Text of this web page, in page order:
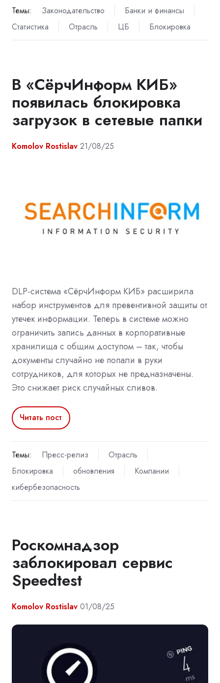
Темы: Законодательство
Банки и финансы
Статистика
Отрасль ЦБ Блокировка
В «СёрчИнформ КИБ»
появилась блокировка
загрузок в сетевые папки
Komolov Rostislav 21/08/25
DLP-система «СёрчИнформ КИБ» расширила
набор инструментов для превентивной защиты от
утечек информации. Теперь в системе можно
ограничить запись данных в корпоративные
хранилища с общим доступом – так, чтобы
документы случайно не попали в руки
сотрудников, для которых не предназначены.
Это снижает риск случайных сливов.
Читать пост
Темы: Пресс-релиз
Отрасль
Блокировка
обновления
Компании
кибербезопасность
Роскомнадзор
заблокировал сервис
Speedtest
Komolov Rostislav 01/08/25